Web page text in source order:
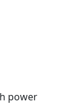
power